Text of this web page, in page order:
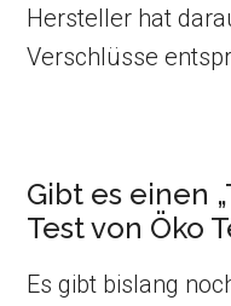
Hersteller hat
Verschlüsse
Gibt es einen
Test von Öko
Es gibt bislang